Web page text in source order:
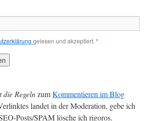
gelesen und akzeptiert. *
die RegelnzumKommentieren im Blog
landet in der Moderation, gebe ich
Posts/SPAM lösche ich rigoros.